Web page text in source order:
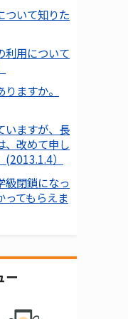
ついて知りた
利用について
ますか。
いますが、長
、改めて申し
）
級閉鎖になっ
ってもらえま
ー